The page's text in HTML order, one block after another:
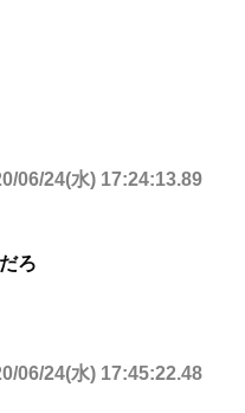
06/24(水) 17:24:13.89
ろ
06/24(水) 17:45:22.48